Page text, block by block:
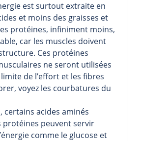
est surtout extraite en
et moins des graisses et
protéines, infiniment moins,
car les muscles doivent
Ces protéines
ne seront utilisées
limite de l’effort et les fibres
voyez les courbatures du
certains acides aminés
protéines peuvent servir
comme le glucose et